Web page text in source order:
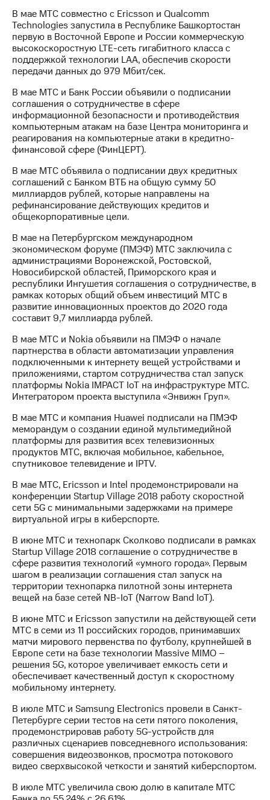
В мае МТС совместно с Ericsson и Qualcomm
Technologies запустила в Республике Башкортостан
первую в Восточной Европе и России коммерческую
высокоскоростную LTE-сеть гигабитного класса с
поддержкой технологии LAA, обеспечив скорости
передачи данных до 979 Мбит/сек.
В мае МТС и Банк России объявили о подписании
соглашения о сотрудничестве в сфере
информационной безопасности и противодействия
компьютерным атакам на базе Центра мониторинга и
реагирования на компьютерные атаки в кредитно-
финансовой сфере (ФинЦЕРТ).
В мае МТС объявила о подписании двух кредитных
соглашений с Банком ВТБ на общую сумму 50
миллиардов рублей, которые направлены на
рефинансирование действующих кредитов и
общекорпоративные цели.
В мае на Петербургском международном
экономическом форуме (ПМЭФ) МТС заключила с
администрациями Воронежской, Ростовской,
Новосибирской областей, Приморского края и
республики Ингушетия соглашения о сотрудничестве, в
рамках которых общий объем инвестиций МТС в
развитие инновационных проектов до 2020 года
составит 9,7 миллиарда рублей.
В мае МТС и Nokia объявили на ПМЭФ о начале
партнерства в области автоматизации управления
подключенными к интернету вещей устройствами и
приложениями, стартом сотрудничества стал запуск
платформы Nokia IMPACT IoT на инфраструктуре МТС.
Интегратором проекта выступила «Энвижн Груп».
В мае МТС и компания Huawei подписали на ПМЭФ
меморандум о создании единой мультимедийной
платформы для развития всех телевизионных
продуктов МТС, включая мобильное, кабельное,
спутниковое телевидение и IPTV.
В мае МТС, Ericsson и Intel продемонстрировали на
конференции Startup Village 2018 работу скоростной
сети 5G с минимальными задержками на примере
виртуальной игры в киберспорте.
В июне МТС и технопарк Сколково подписали в рамках
Startup Village 2018 соглашение о сотрудничестве в
сфере развития технологий «умного города». Первым
шагом в реализации соглашения стал запуск на
территории технопарка пилотной зоны интернета
вещей на базе сетей NB-IoT (Narrow Band IoT).
В июне МТС и Ericsson запустили на действующей сети
МТС в семи из 11 российских городов, принимавших
матчи мирового первенства по футболу, крупнейшей в
Европе сети на базе технологии Massive MIMO –
решения 5G, которое увеличивает емкость сети и
обеспечивает качественный доступ к скоростному
мобильному интернету.
В июле МТС и Samsung Electronics провели в Санкт-
Петербурге серии тестов на сети пятого поколения,
продемонстрировав работу 5G-устройств для
различных сценариев повседневного использования:
совершения видеозвонков, просмотра потокового
видео сверхвысокой четкости и занятий киберспортом.
В июле МТС увеличила свою долю в капитале МТС